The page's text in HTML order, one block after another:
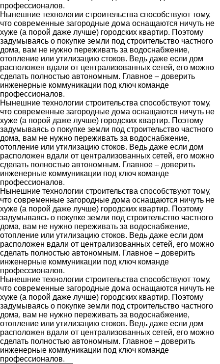
профессионалов.
Нынешние технологии строительства способствуют тому,
что современные загородные дома оснащаются ничуть не
хуже (а порой даже лучше) городских квартир. Поэтому
задумываясь о покупке земли под строительство частного
дома, вам не нужно переживать за водоснабжение,
отопление или утилизацию стоков. Ведь даже если дом
расположен вдали от централизованных сетей, его можно
сделать полностью автономным. Главное – доверить
инженерные коммуникации под ключ команде
профессионалов.
Нынешние технологии строительства способствуют тому,
что современные загородные дома оснащаются ничуть не
хуже (а порой даже лучше) городских квартир. Поэтому
задумываясь о покупке земли под строительство частного
дома, вам не нужно переживать за водоснабжение,
отопление или утилизацию стоков. Ведь даже если дом
расположен вдали от централизованных сетей, его можно
сделать полностью автономным. Главное – доверить
инженерные коммуникации под ключ команде
профессионалов.
Нынешние технологии строительства способствуют тому,
что современные загородные дома оснащаются ничуть не
хуже (а порой даже лучше) городских квартир. Поэтому
задумываясь о покупке земли под строительство частного
дома, вам не нужно переживать за водоснабжение,
отопление или утилизацию стоков. Ведь даже если дом
расположен вдали от централизованных сетей, его можно
сделать полностью автономным. Главное – доверить
инженерные коммуникации под ключ команде
профессионалов.
Нынешние технологии строительства способствуют тому,
что современные загородные дома оснащаются ничуть не
хуже (а порой даже лучше) городских квартир. Поэтому
задумываясь о покупке земли под строительство частного
дома, вам не нужно переживать за водоснабжение,
отопление или утилизацию стоков. Ведь даже если дом
расположен вдали от централизованных сетей, его можно
сделать полностью автономным. Главное – доверить
инженерные коммуникации под ключ команде
профессионалов.